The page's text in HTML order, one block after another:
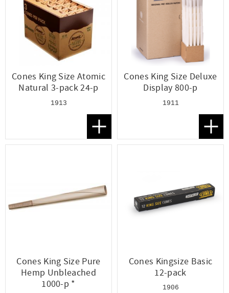
Cones King Size Atomic
Natural 3-pack 24-p
1913
Lägg till i favoriter
Cones King Size Deluxe
Display 800-p
1911
Cones King Size Pure
Hemp Unbleached
1000-p *
Cones Kingsize Basic
12-pack
1906